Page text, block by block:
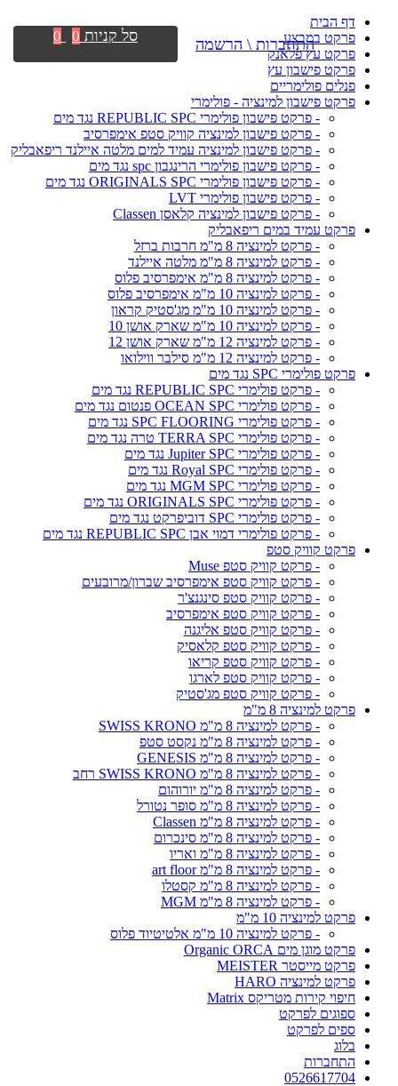
דף הבית
פרקט במבצע
פרקט עץ פלאנק
פרקט פישבון עץ
פנלים פולימריים
פרקט פישבון למינציה - פולימרי
- פרקט פישבון פולימרי REPUBLIC SPC נגד מים
- פרקט פישבון למינציה קוויק סטפ אימפרסיב
- פרקט פישבון למינציה עמיד למים מלטה איילנד ריפאבליק
- פרקט פישבון פולימרי הרינגבון spc נגד מים
- פרקט פישבון פולימרי ORIGINALS SPC נגד מים
- פרקט פישבון פולימרי LVT
- פרקט פישבון למינציה קלאסן Classen
פרקט עמיד במים ריפאבליק
- פרקט למינציה 8 מ"מ חרבות ברזל
- פרקט למינציה 8 מ"מ מלטה איילנד
- פרקט למינציה 8 מ"מ אימפרסיב פלוס
- פרקט למינציה 10 מ"מ אימפרסיב פלוס
- פרקט למינציה 10 מ"מ מג'סטיק קראון
- פרקט למינציה 10 מ"מ שארק אושן 10
- פרקט למינציה 12 מ"מ שארק אושן 12
- פרקט למינציה 12 מ"מ סילבר ווילואו
פרקט פולימרי SPC נגד מים
- פרקט פולימרי REPUBLIC SPC נגד מים
- פרקט פולימרי OCEAN SPC פנטום נגד מים
- פרקט פולימרי SPC FLOORING נגד מים
- פרקט פולימרי TERRA SPC טרה נגד מים
- פרקט פולימרי Jupiter SPC נגד מים
- פרקט פולימרי Royal SPC נגד מים
- פרקט פולימרי MGM SPC נגד מים
- פרקט פולימרי ORIGINALS SPC נגד מים
- פרקט פולימרי SPC דוביפרקט נגד מים
- פרקט פולימרי דמוי אבן REPUBLIC SPC נגד מים
פרקט קוויק סטפ
- פרקט קוויק סטפ Muse
- פרקט קוויק סטפ אימפרסיב שברון/מרובעים
- פרקט קוויק סטפ סינגנצ'ר
- פרקט קוויק סטפ אימפרסיב
- פרקט קוויק סטפ אליגנה
- פרקט קוויק סטפ קלאסיק
- פרקט קוויק סטפ קריאו
- פרקט קוויק סטפ לארגו
- פרקט קוויק סטפ מג'סטיק
פרקט למינציה 8 מ"מ
- פרקט למינציה 8 מ"מ SWISS KRONO
- פרקט למינציה 8 מ"מ נקסט סטפ
- פרקט למינציה 8 מ"מ GENESIS
- פרקט למינציה 8 מ"מ SWISS KRONO רחב
- פרקט למינציה 8 מ"מ יורוהום
- פרקט למינציה 8 מ"מ סופר נטורל
- פרקט למינציה 8 מ"מ Classen
- פרקט למינציה 8 מ"מ סינכרום
- פרקט למינציה 8 מ"מ ואריו
- פרקט למינציה 8 מ"מ art floor
- פרקט למינציה 8 מ"מ קסטלו
- פרקט למינציה 8 מ"מ MGM
פרקט למינציה 10 מ"מ
- פרקט למינציה 10 מ"מ אלטיטיוד פלוס
פרקט מוגן מים Organic ORCA
פרקט מייסטר MEISTER
פרקט למינציה HARO
חיפוי קירות מטריקס Matrix
ספוגים לפרקט
ספים לפרקט
בלוג
התחברות
0526617704
התחברות \ הרשמה סל קניות 0
0